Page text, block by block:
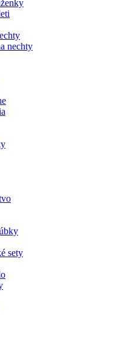
nechty
sety